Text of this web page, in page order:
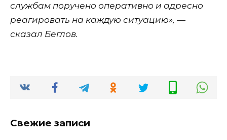
службам поручено оперативно и адресно
реагировать на каждую ситуацию», —
сказал Беглов.
Свежие записи